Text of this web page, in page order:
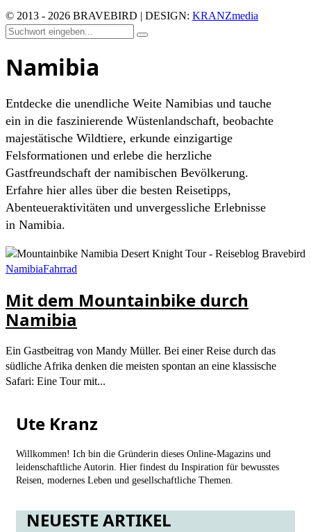
© 2013 - 2026 BRAVEBIRD | DESIGN: KRANZmedia
Namibia
Entdecke die unendliche Weite Namibias und tauche
ein in die faszinierende Wüstenlandschaft, beobachte
majestätische Wildtiere, erkunde einzigartige
Felsformationen und erlebe die herzliche
Gastfreundschaft der namibischen Bevölkerung.
Erfahre hier alles über die besten Reisetipps,
Abenteueraktivitäten und unvergessliche Erlebnisse
in Namibia.
NamibiaFahrrad
Mit dem Mountainbike durch
Namibia
Ein Gastbeitrag von Mandy Müller. Bei einer Reise durch das
südliche Afrika denken die meisten spontan an eine klassische
Safari: Eine Tour mit...
Ute Kranz
Willkommen! Ich bin die Gründerin dieses Online-Magazins und
leidenschaftliche Autorin. Hier findest du Inspiration für bewusstes
Reisen, modernes Leben und gesellschaftliche Themen.
NEUESTE ARTIKEL